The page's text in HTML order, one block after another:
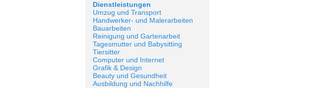
Dienstleistungen
Umzug und Transport
Handwerker- und Malerarbeiten
Bauarbeiten
Reinigung und Gartenarbeit
Tagesmutter und Babysitting
Tiersitter
Computer und Internet
Grafik & Design
Beauty und Gesundheit
Ausbildung und Nachhilfe